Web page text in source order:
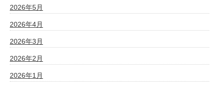
2026年5月
2026年4月
2026年3月
2026年2月
2026年1月